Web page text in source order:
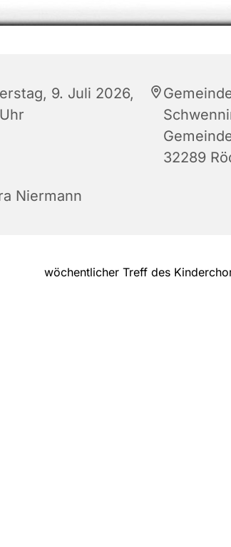
9. Juli 2026,
32289
Niermann
wöchentlicher Treff des